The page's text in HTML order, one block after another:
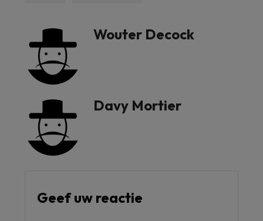
Wouter Decock
Davy Mortier
Geef uw reactie